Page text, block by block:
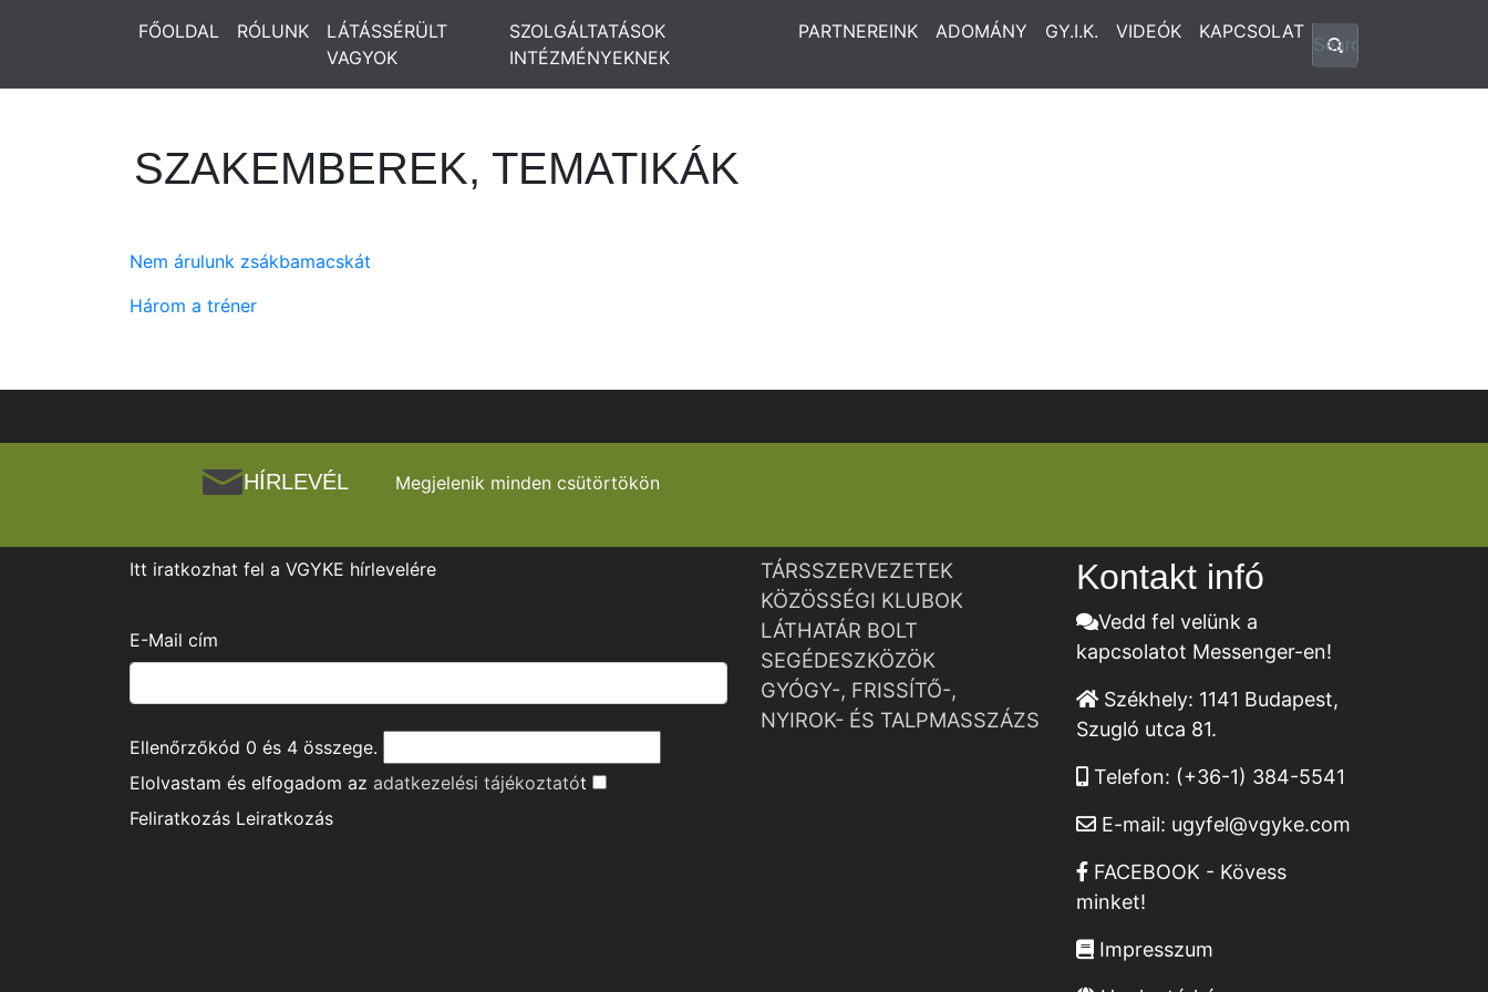
FŐOLDAL RÓLUNK
LÁTÁSSÉRÜLT
VAGYOK
SZOLGÁLTATÁSOK
INTÉZMÉNYEKNEK
PARTNEREINK ADOMÁNY GY.I.K. VIDEÓK KAPCSOLAT
SZAKEMBEREK, TEMATIKÁK
Nem árulunk zsákbamacskát
Három a tréner
HÍRLEVÉL Megjelenik minden csütörtökön
Itt iratkozhat fel a VGYKE hírlevelére
E-Mail cím
Ellenőrzőkód 0 és 4 összege.
Elolvastam és elfogadom az adatkezelési tájékoztatót
Feliratkozás Leiratkozás
TÁRSSZERVEZETEK
KÖZÖSSÉGI KLUBOK
LÁTHATÁR BOLT
SEGÉDESZKÖZÖK
GYÓGY-, FRISSÍTŐ-,
NYIROK- ÉS TALPMASSZÁZS
Kontakt infó
Vedd fel velünk a
kapcsolatot Messenger-en!
Székhely: 1141 Budapest,
Szugló utca 81.
Telefon: (+36-1) 384-5541
E-mail: ugyfel@vgyke.com
FACEBOOK - Kövess
minket!
Impresszum